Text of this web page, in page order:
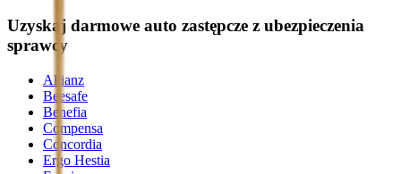
Uzyskaj darmowe auto zastępcze z ubezpieczenia
sprawcy
Allianz
Beesafe
Benefia
Compensa
Concordia
Ergo Hestia